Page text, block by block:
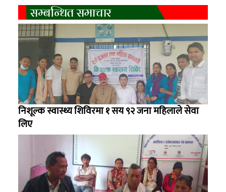
सम्बन्धित समाचार
निशूल्क स्वास्थ्य शिविरमा १ सय ९२ जना महिलाले सेवा
लिए